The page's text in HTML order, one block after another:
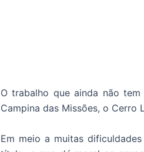
O trabalho que ainda não
Campina das Missões, o
Em meio a muitas